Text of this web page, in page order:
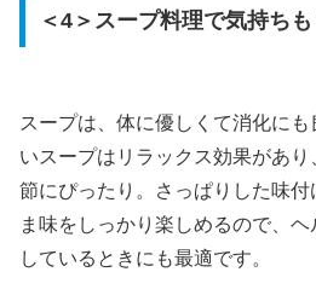
＜4＞スープ料理で気持ち
スープは、体に優しくて消化に
いスープはリラックス効果があ
節にぴったり。さっぱりした味付
ま味をしっかり楽しめるので、
しているときにも最適です。